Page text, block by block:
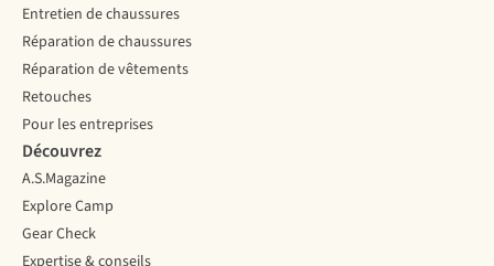
Entretien de chaussures
Réparation de chaussures
Réparation de vêtements
Retouches
Pour les entreprises
Découvrez
A.S.Magazine
Explore Camp
Gear Check